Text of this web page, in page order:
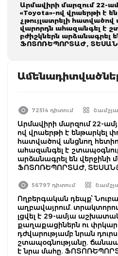
Արմավիրի մարզում 22-
«Toyota»-ով վրաերթի է
չթույլատրելի
վարորդն ահազանգել է
բժիշկներն արձանագրել
ՖՈՏՈՌԵՊՈՐՏԱԺ,
72514 դիտում
Արմավիրի մարզում 22-
ով վրաերթի է ենթարկել
հատվածով անցնող
ահազանգել է
արձանագրել են վերջինի
ՖՈՏՈՌԵՊՈՐՏԱԺ,
56797 դիտում
Ողբերգական դեպք՝
աղբավայրում.
լցվել է 29-ամյա
քաղաքացիներն ու
դժվարությամբ նրան դուրս
շտապօգնությանը.
է նրա մահը.